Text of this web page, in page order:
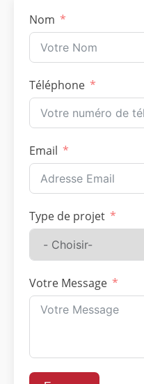
Nom
Téléphone
Email
Type de projet
Votre Message